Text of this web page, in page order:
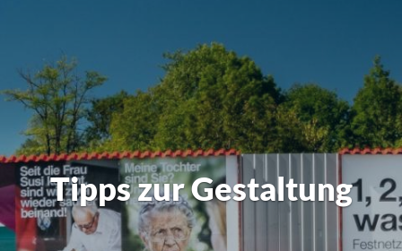
Tipps zur Gestaltung